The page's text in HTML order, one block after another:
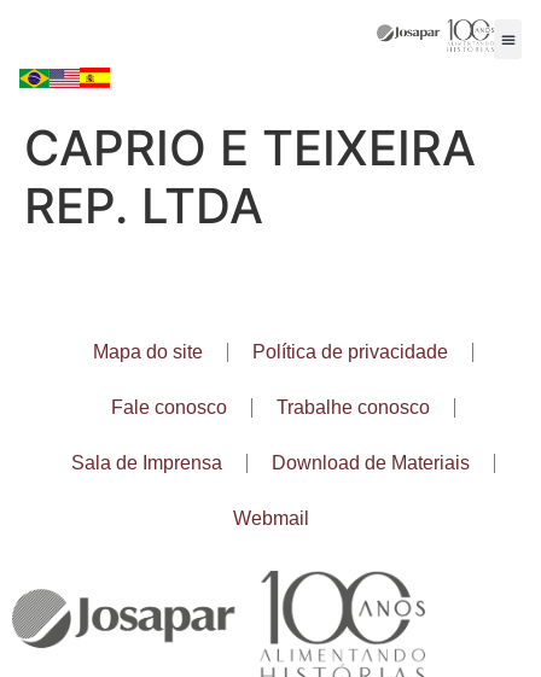
CAPRIO E TEIXEIRA
REP. LTDA
Mapa do site Política de privacidade
Fale conosco Trabalhe conosco
Sala de Imprensa Download de Materiais
Webmail